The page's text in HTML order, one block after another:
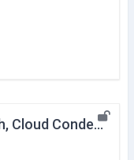
Aerosol Formation and Growth, Cloud Condensation Nuclei